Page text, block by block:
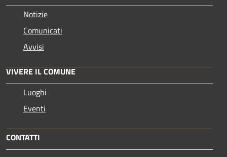
Notizie
Comunicati
Avvisi
VIVERE IL COMUNE
Luoghi
Eventi
CONTATTI